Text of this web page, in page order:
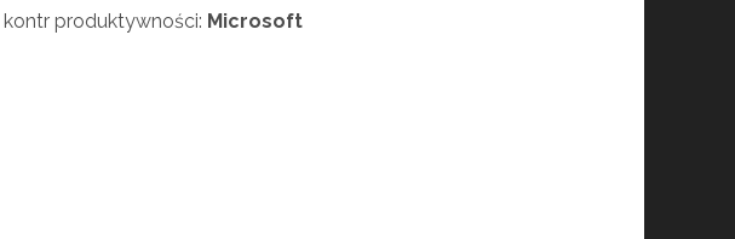
kontr produktywności: Microsoft